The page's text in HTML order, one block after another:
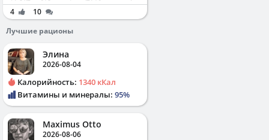
4
10
Лучшие рационы
Элина
2026-08-04
Калорийность: 1340 кКал
Витамины и минералы: 95%
Maximus Otto
2026-08-06